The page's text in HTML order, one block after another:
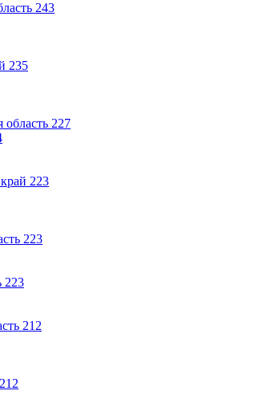
243
235
область 227
223
223
223
212
212